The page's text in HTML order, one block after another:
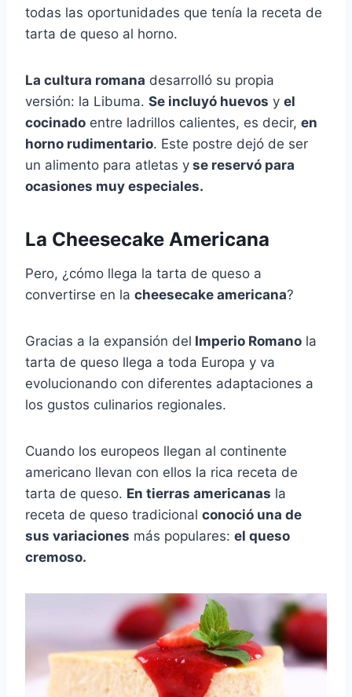
todas las oportunidades que tenía la receta de
tarta de queso al horno.
La cultura romana desarrolló su propia
versión: la Libuma. Se incluyó huevos y el
cocinado entre ladrillos calientes, es decir, en
horno rudimentario. Este postre dejó de ser
un alimento para atletas y se reservó para
ocasiones muy especiales.
La Cheesecake Americana
Pero, ¿cómo llega la tarta de queso a
convertirse en la cheesecake americana?
Gracias a la expansión del Imperio Romano la
tarta de queso llega a toda Europa y va
evolucionando con diferentes adaptaciones a
los gustos culinarios regionales.
Cuando los europeos llegan al continente
americano llevan con ellos la rica receta de
tarta de queso. En tierras americanas la
receta de queso tradicional conoció una de
sus variaciones más populares: el queso
cremoso.